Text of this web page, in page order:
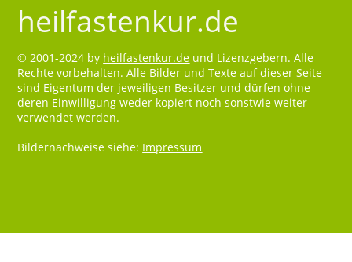
heilfastenkur.de
© 2001-2024 by heilfastenkur.de und Lizenzgebern. Alle
Rechte vorbehalten. Alle Bilder und Texte auf dieser Seite
sind Eigentum der jeweiligen Besitzer und dürfen ohne
deren Einwilligung weder kopiert noch sonstwie weiter
verwendet werden.
Bildernachweise siehe: Impressum